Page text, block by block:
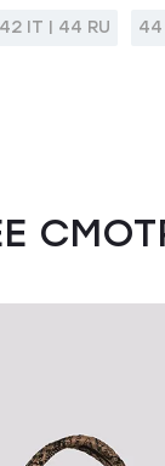
42 IT | 44 RU 44